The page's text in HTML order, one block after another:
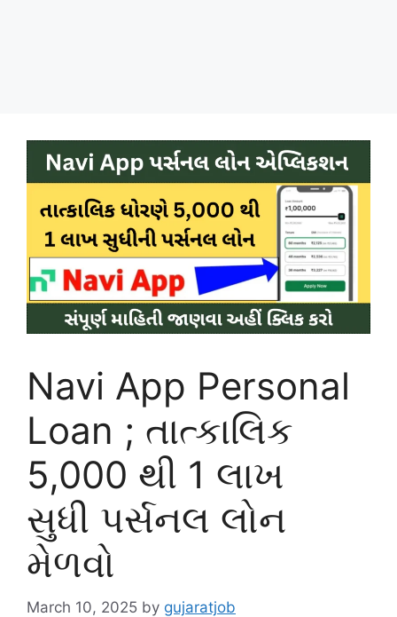
Navi App Personal
Loan ; તાત્કાલિક
5,000 થી 1 લાખ
સુધી પર્સનલ લોન
મેળવો
March 10, 2025 by gujaratjob